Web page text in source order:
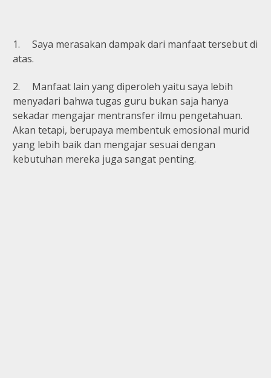
1.
Saya merasakan dampak dari manfaat tersebut di
atas.
2.
Manfaat lain yang diperoleh yaitu saya lebih
menyadari bahwa tugas guru bukan saja hanya
sekadar mengajar mentransfer ilmu pengetahuan.
Akan tetapi, berupaya membentuk emosional murid
yang lebih baik dan mengajar sesuai dengan
kebutuhan mereka juga sangat penting.